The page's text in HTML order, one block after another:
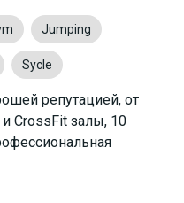
Jumping
Sycle
репутацией, от
CrossFit залы, 10